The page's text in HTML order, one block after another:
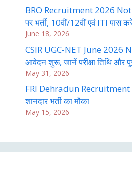
BRO Recruitment 2026
पर भर्ती, 10वीं/12वीं एवं ITI पास
June 18, 2026
CSIR UGC-NET June 2026
आवेदन शुरू, जानें परीक्षा तिथि और
May 31, 2026
FRI Dehradun Recruitment
शानदार भर्ती का मौका
May 15, 2026